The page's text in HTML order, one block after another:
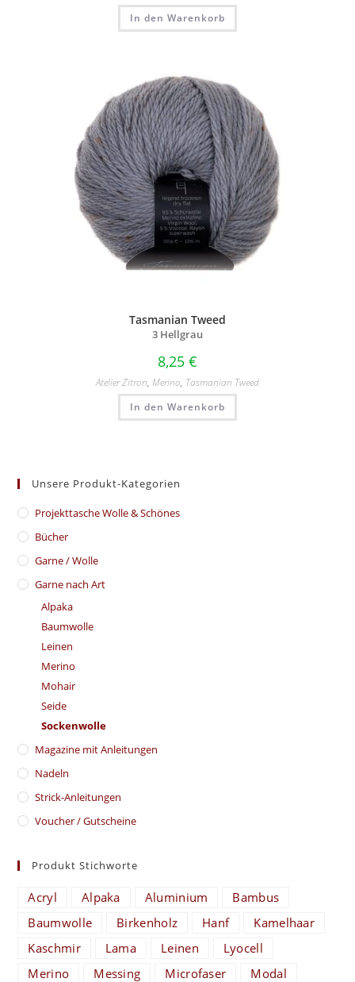
In den Warenkorb
Tasmanian Tweed
3 Hellgrau
8,25 €
Atelier Zitron, Merino, Tasmanian Tweed
In den Warenkorb
Unsere Produkt-Kategorien
​Projekttasche Wolle & Schönes
Bücher
Garne / Wolle
Garne nach Art
Alpaka
Baumwolle
Leinen
Merino
Mohair
Seide
Sockenwolle
Magazine mit Anleitungen
Nadeln
Strick-Anleitungen
Voucher / Gutscheine
Produkt Stichworte
Acryl Alpaka Aluminium
Bambus
Baumwolle
Birkenholz Hanf
Kamelhaar
Kaschmir
Lama Leinen
Lyocell
Merino
Messing Microfaser
Modal